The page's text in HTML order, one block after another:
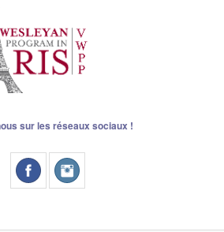
sur les réseaux sociaux !